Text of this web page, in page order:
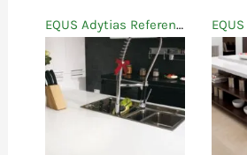
EQUS Adytias Referencias